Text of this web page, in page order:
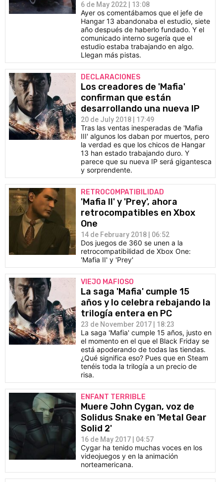
6 de May 2022 | 13:08
Ayer os comentábamos que el jefe de
Hangar 13 abandonaba el estudio, siete
año después de haberlo fundado. Y el
comunicado interno sugería que el
estudio estaba trabajando en algo.
Llegan más pistas.
DECLARACIONES
Los creadores de 'Mafia'
confirman que están
desarrollando una nueva IP
20 de July 2018 | 17:49
Tras las ventas inesperadas de 'Mafia
III' algunos los daban por muertos, pero
la verdad es que los chicos de Hangar
13 han estado trabajando duro. Y
parece que su nueva IP será gigantesca
y sorprendente.
RETROCOMPATIBILIDAD
'Mafia II' y 'Prey', ahora
retrocompatibles en Xbox
One
14 de February 2018 | 06:52
Dos juegos de 360 se unen a la
retrocompatibilidad de Xbox One:
'Mafia II' y 'Prey'
VIEJO MAFIOSO
La saga 'Mafia' cumple 15
años y lo celebra rebajando la
trilogía entera en PC
23 de November 2017 | 18:23
La saga 'Mafia' cumple 15 años, justo en
el momento en el que el Black Friday se
está apoderando de todas las tiendas.
¿Qué significa eso? Pues que en Steam
tenéis toda la trilogía a un precio de
risa.
ENFANT TERRIBLE
Muere John Cygan, voz de
Solidus Snake en 'Metal Gear
Solid 2'
16 de May 2017 | 04:57
Cygar ha tenido muchas voces en los
videojuegos y en la animación
norteamericana.